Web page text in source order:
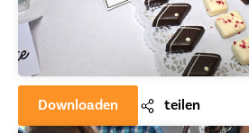
Downloaden teilen